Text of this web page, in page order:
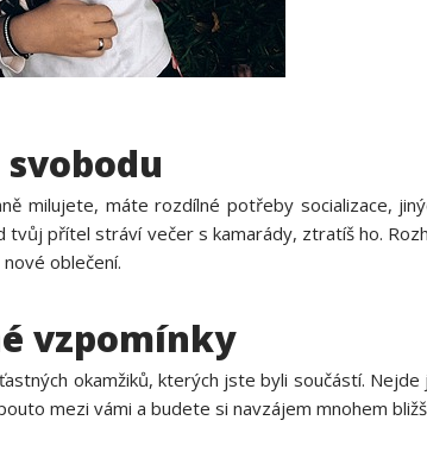
milujete, máte rozdílné potřeby socializace,
tvůj přítel stráví večer s kamarády, ztratíš ho.
nové oblečení.
vzpomínky
okamžiků, kterých jste byli součástí.
mezi vámi a budete si navzájem mnohem